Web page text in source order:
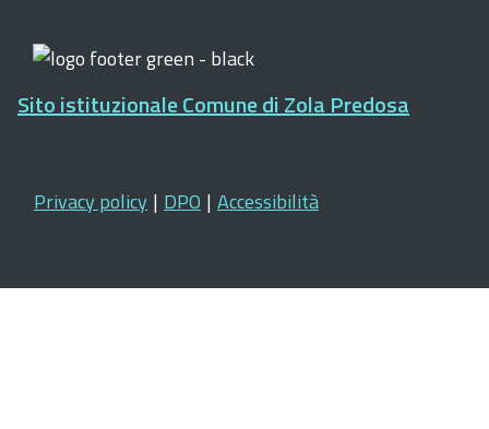
Sito istituzionale Comune di Zola Predosa
Privacy policy | DPO | Accessibilità